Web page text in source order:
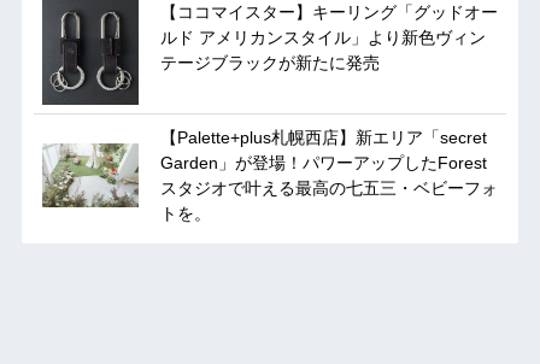
【ココマイスター】キーリング「グッドオー
ルド アメリカンスタイル」より新色ヴィン
テージブラックが新たに発売
【Palette+plus札幌西店】新エリア「secret
Garden」が登場！パワーアップしたForest
スタジオで叶える最高の七五三・ベビーフォ
トを。